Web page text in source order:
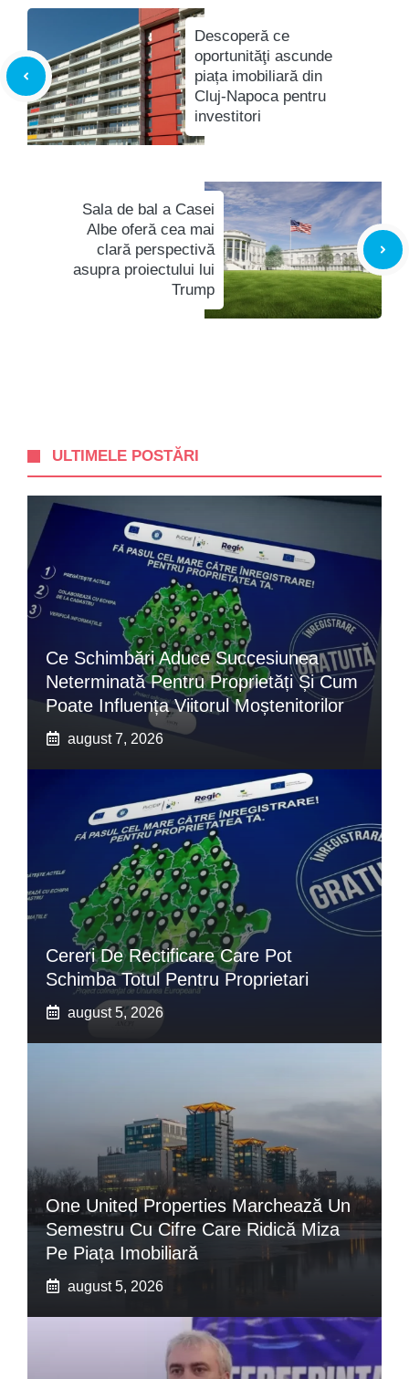
Descoperă ce
oportunităţi ascunde
piața imobiliară din
Cluj-Napoca pentru
investitori
Sala de bal a Casei
Albe oferă cea mai
clară perspectivă
asupra proiectului lui
Trump
ULTIMELE POSTĂRI
Ce Schimbări Aduce Succesiunea
Neterminată Pentru Proprietăți Și Cum
Poate Influența Viitorul Moștenitorilor
august 7, 2026
Cereri De Rectificare Care Pot
Schimba Totul Pentru Proprietari
august 5, 2026
One United Properties Marchează Un
Semestru Cu Cifre Care Ridică Miza
Pe Piața Imobiliară
august 5, 2026